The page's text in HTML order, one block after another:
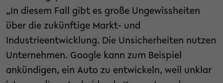
„In diesem Fall gibt es große Ungewissheiten
über die zukünftige Markt- und
Industrieentwicklung. Die Unsicherheiten nutzen
Unternehmen. Google kann zum Beispiel
ankündigen, ein Auto zu entwickeln, weil unklar